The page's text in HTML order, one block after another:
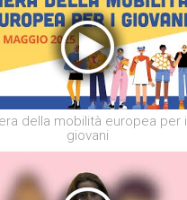
della mobilità europea per i
giovani